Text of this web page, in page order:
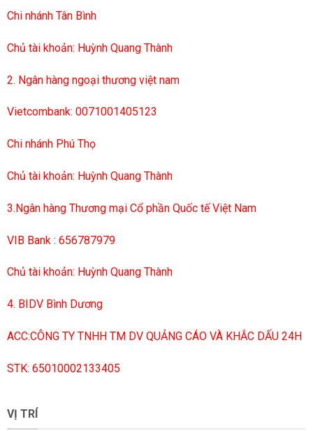
Chi nhánh Tân Bình
Chủ tài khoản: Huỳnh Quang Thành
2. Ngân hàng ngoại thương việt nam
Vietcombank: 0071001405123
Chi nhánh Phú Thọ
Chủ tài khoản: Huỳnh Quang Thành
3.Ngân hàng Thương mại Cổ phần Quốc tế Việt Nam
VIB Bank : 656787979
Chủ tài khoản: Huỳnh Quang Thành
4. BIDV Bình Dương
ACC:CÔNG TY TNHH TM DV QUẢNG CÁO VÀ KHẮC DẤU 24H
STK: 65010002133405
VỊ TRÍ